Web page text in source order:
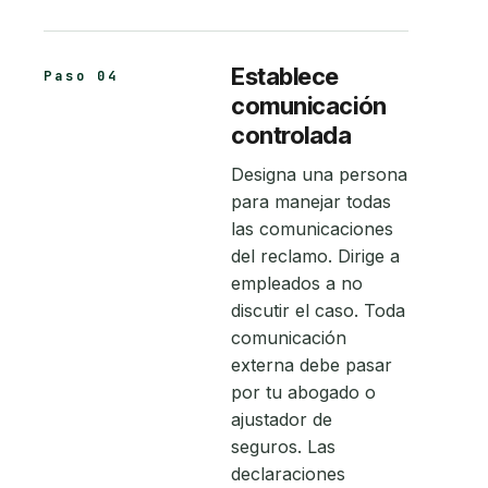
Paso 04
Establece
comunicación
controlada
Designa una persona
para manejar todas
las comunicaciones
del reclamo. Dirige a
empleados a no
discutir el caso. Toda
comunicación
externa debe pasar
por tu abogado o
ajustador de
seguros. Las
declaraciones